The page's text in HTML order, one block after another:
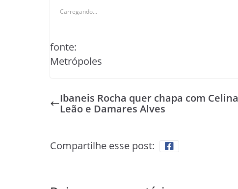
Carregando...
fonte:
Metrópoles
Ibaneis Rocha quer chapa com Celina
Leão e Damares Alves
Compartilhe esse post: